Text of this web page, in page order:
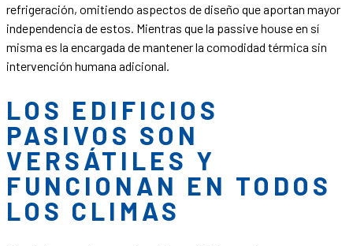
refrigeración, omitiendo aspectos de diseño que aportan mayor
independencia de estos. Mientras que la passive house en sí
misma es la encargada de mantener la comodidad térmica sin
intervención humana adicional.
LOS EDIFICIOS
PASIVOS SON
VERSÁTILES Y
FUNCIONAN EN TODOS
LOS CLIMAS